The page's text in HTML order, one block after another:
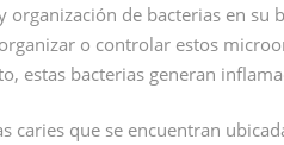
organización de bacterias en
o controlar estos
estas bacterias generan
caries que se encuentran